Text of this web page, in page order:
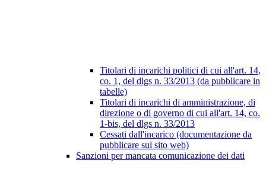
Titolari di incarichi politici di cui all'art. 14,
co. 1, del dlgs n. 33/2013 (da pubblicare in
tabelle)
Titolari di incarichi di amministrazione, di
direzione o di governo di cui all'art. 14, co.
1-bis, del dlgs n. 33/2013
Cessati dall'incarico (documentazione da
pubblicare sul sito web)
Sanzioni per mancata comunicazione dei dati